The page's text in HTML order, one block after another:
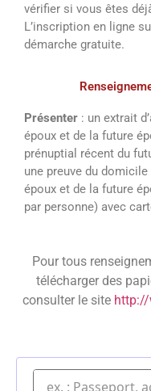
vérifier si vous êtes
L’inscription en ligne
démarche gratuite.
Présenter : un extrait
époux et de la future
prénuptial récent du
une preuve du
époux et de la future
par personne) avec
Pour tous
télécharger des
consulter le site http://